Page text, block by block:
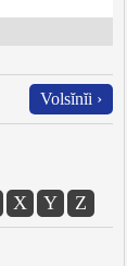
Volsĭnĭi ›
X Y Z